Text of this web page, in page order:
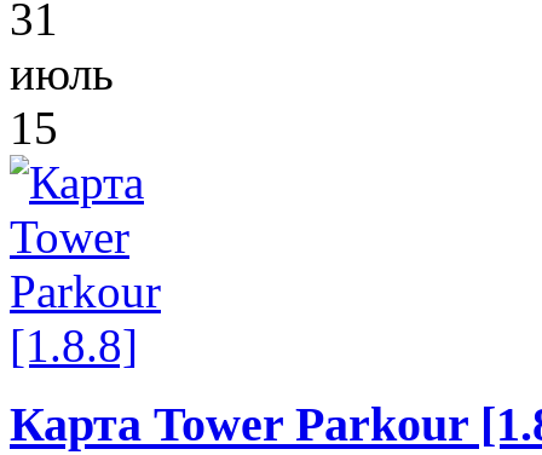
31
июль
15
Карта Tower Parkour